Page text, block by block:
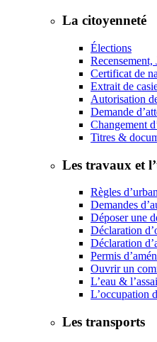
La citoyenneté
Élections
Certificat de
Extrait de
Autorisation
Demande
Changement
Titres &
Les travaux et
Règles
Demandes
Déposer une
Déclaration
Déclaration
Permis
Ouvrir un
L’eau &
L’occupation
Les transports